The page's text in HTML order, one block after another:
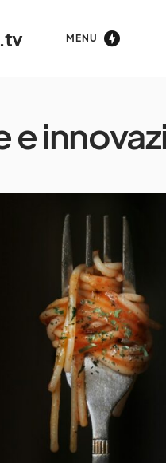
MENU
e